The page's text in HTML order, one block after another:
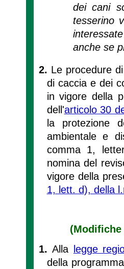
dei cani
tesserino
anche se
2. Le procedure
di caccia e dei
in vigore della
dell'articolo 30
la protezione
ambientale e
comma 1,
nomina del
vigore della
1, lett. d), della
1.Alla
legge
della